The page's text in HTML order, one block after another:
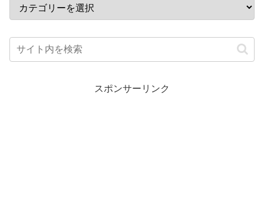
スポンサーリンク